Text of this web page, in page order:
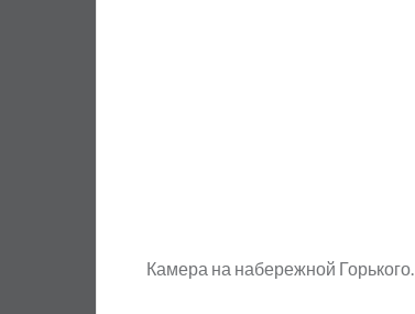
Камера на набережной Горького.